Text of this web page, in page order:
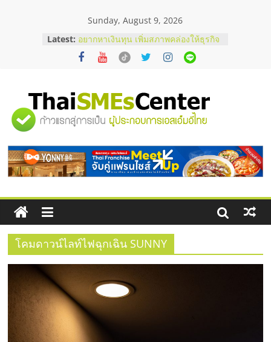
Sunday, August 9, 2026
Latest: อยากหาเงินทุน เพิ่มสภาพคล่องให้ธุรกิจ
เริ่มยังไงให้ผ่านฉลุย
สัมมนาออนไลน์ โอกาสบริหารสถานี
ThaiFranchise Meet Up จับคู่แฟรน
ไชส์ ครั้งที่ 8
ร้านเครื่องเสียงคุณภาพสูง พร้อม
บริษัท Cybersecurity ในไทยที่ไหนดี?
วิธีเลือกผู้ให้บริการให้คุ้มค่าและตอบ
โจทย์ธุรกิจ
"ศูนย์
รวม
ข้อมูล
ธุรกิจ
SME
แห่ง
ประเทศไทย,
โคมดาวน์ไลท์ไฟฉุกเฉิน SUNNY